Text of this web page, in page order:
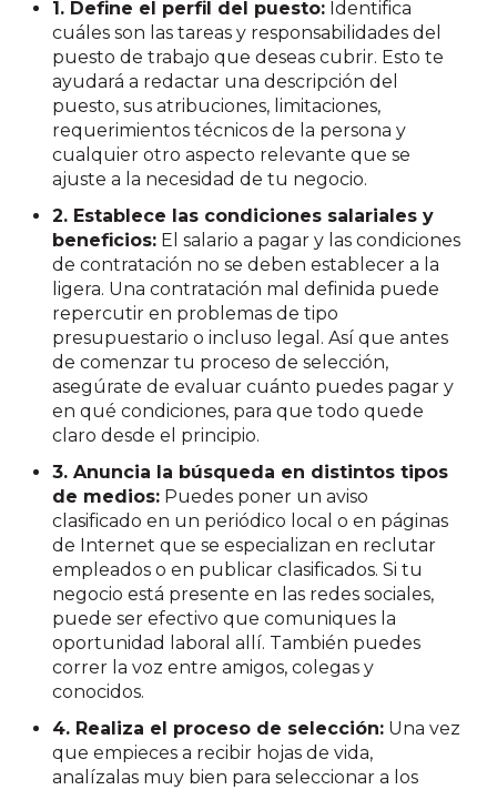
1. Define el perfil del puesto: Identifica
cuáles son las tareas y responsabilidades del
puesto de trabajo que deseas cubrir. Esto te
ayudará a redactar una descripción del
puesto, sus atribuciones, limitaciones,
requerimientos técnicos de la persona y
cualquier otro aspecto relevante que se
ajuste a la necesidad de tu negocio.
2. Establece las condiciones salariales y
beneficios: El salario a pagar y las condiciones
de contratación no se deben establecer a la
ligera. Una contratación mal definida puede
repercutir en problemas de tipo
presupuestario o incluso legal. Así que antes
de comenzar tu proceso de selección,
asegúrate de evaluar cuánto puedes pagar y
en qué condiciones, para que todo quede
claro desde el principio.
3. Anuncia la búsqueda en distintos tipos
de medios: Puedes poner un aviso
clasificado en un periódico local o en páginas
de Internet que se especializan en reclutar
empleados o en publicar clasificados. Si tu
negocio está presente en las redes sociales,
puede ser efectivo que comuniques la
oportunidad laboral allí. También puedes
correr la voz entre amigos, colegas y
conocidos.
4. Realiza el proceso de selección: Una vez
que empieces a recibir hojas de vida,
analízalas muy bien para seleccionar a los